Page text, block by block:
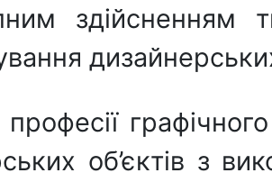
здійсненням
об’єктів з